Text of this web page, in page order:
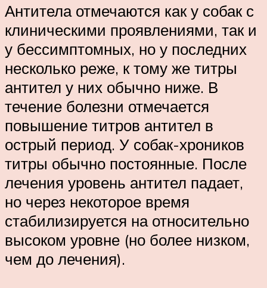
Антитела отмечаются как у собак с
клиническими проявлениями, так и
у бессимптомных, но у последних
несколько реже, к тому же титры
антител у них обычно ниже. В
течение болезни отмечается
повышение титров антител в
острый период. У собак-хроников
титры обычно постоянные. После
лечения уровень антител падает,
но через некоторое время
стабилизируется на относительно
высоком уровне (но более низком,
чем до лечения).